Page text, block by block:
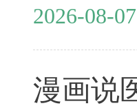
2026-08-07